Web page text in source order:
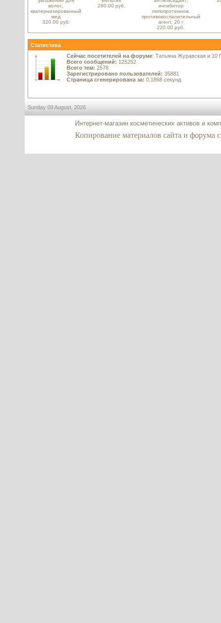
волос,
кватернизированный
мед
320.00 руб.
260.00 руб.
ингибитор
липопротеинов,
противовоспалительный
агент, 20 г
220.00 руб.
Статистика
Сейчас посетителей на форуме: Татьяна Журавская и 10
Всего сообщений: 125252
Всего тем: 2578
Зарегистрировано пользователей: 35881
Страница сгенерирована за: 0.1868 секунд
Sunday 09 August, 2026
Интернет-магазин косметических активов и
Копирование материалов сайта и форума